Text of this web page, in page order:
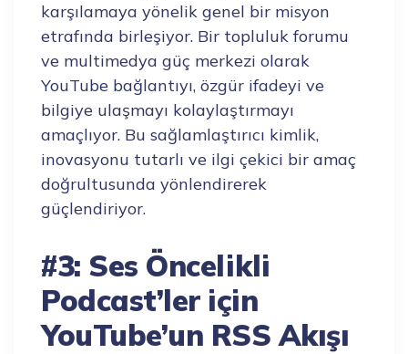
karşılamaya yönelik genel bir misyon
etrafında birleşiyor. Bir topluluk forumu
ve multimedya güç merkezi olarak
YouTube bağlantıyı, özgür ifadeyi ve
bilgiye ulaşmayı kolaylaştırmayı
amaçlıyor. Bu sağlamlaştırıcı kimlik,
inovasyonu tutarlı ve ilgi çekici bir amaç
doğrultusunda yönlendirerek
güçlendiriyor.
#3: Ses Öncelikli
Podcast’ler için
YouTube’un RSS Akışı